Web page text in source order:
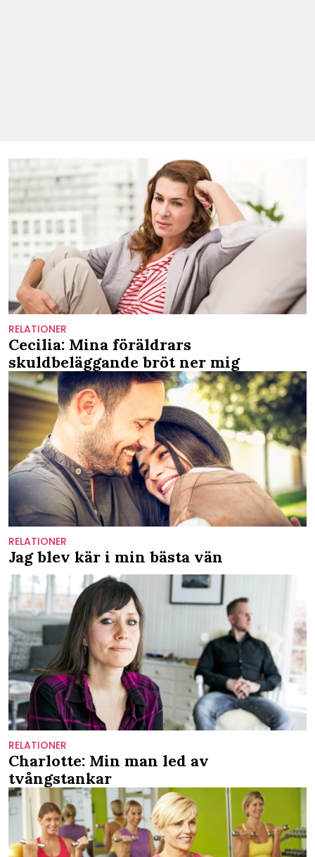
RELATIONER
Cecilia: Mina föräldrars
skuldbeläggande bröt ner mig
RELATIONER
Jag blev kär i min bästa vän
RELATIONER
Charlotte: Min man led av
tvångstankar